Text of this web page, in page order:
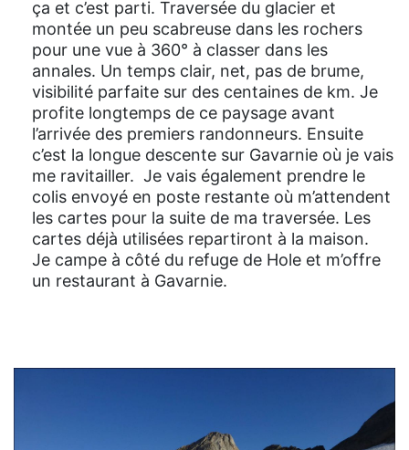
ça et c’est parti. Traversée du glacier et
montée un peu scabreuse dans les rochers
pour une vue à 360° à classer dans les
annales. Un temps clair, net, pas de brume,
visibilité parfaite sur des centaines de km. Je
profite longtemps de ce paysage avant
l’arrivée des premiers randonneurs. Ensuite
c’est la longue descente sur Gavarnie où je vais
me ravitailler. Je vais également prendre le
colis envoyé en poste restante où m’attendent
les cartes pour la suite de ma traversée. Les
cartes déjà utilisées repartiront à la maison.
Je campe à côté du refuge de Hole et m’offre
un restaurant à Gavarnie.